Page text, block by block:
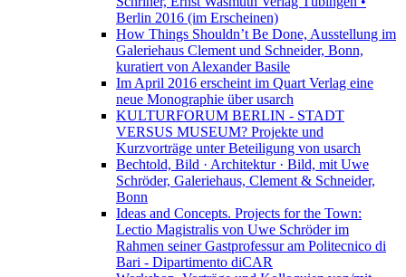
Berlin 2016 (im Erscheinen)
How Things Shouldn’t Be Done, Ausstellung im
Galeriehaus Clement und Schneider, Bonn,
kuratiert von Alexander Basile
Im April 2016 erscheint im Quart Verlag eine
neue Monographie über usarch
KULTURFORUM BERLIN - STADT
VERSUS MUSEUM? Projekte und
Kurzvorträge unter Beteiligung von usarch
Bechtold, Bild · Architektur · Bild, mit Uwe
Schröder, Galeriehaus, Clement & Schneider,
Bonn
Ideas and Concepts. Projects for the Town:
Lectio Magistralis von Uwe Schröder im
Rahmen seiner Gastprofessur am Politecnico di
Bari - Dipartimento diCAR